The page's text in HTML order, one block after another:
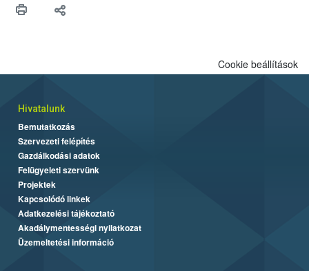
felhasználók számára is elérhető és ökológiai termesztésben is
Cookie beállítások
Hivatalunk
Bemutatkozás
Szervezeti felépítés
Gazdálkodási adatok
Felügyeleti szervünk
Projektek
Kapcsolódó linkek
Adatkezelési tájékoztató
Akadálymentességi nyilatkozat
Üzemeltetési információ